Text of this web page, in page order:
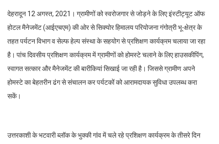
देहरादून 12 अगस्त, 2021। ग्रामीणों को स्वरोजगार से जोड़ने के लिए इंस्टीट्यूट ऑफ
होटल मैनेजमेंट (आईएचएम) की ओर से सिक्योर हिमालय परियोजना गंगोत्री भू-क्षेत्र के
तहत पर्यटन विभाग व सेल्फ हेल्प संस्था के सहयोग से प्रशिक्षण कार्यक्रम चलाया जा रहा
है। पांच दिवसीय प्रशिक्षण कार्यक्रम में ग्रामीणों को होमस्टे चलाने के लिए हाउसकीपिंग,
स्वागत सत्कार और मैनेजमेंट की बारीकियां सिखाई जा रही है। जिससे ग्रामीण अपने
होमस्टे का बेहतरीन ढंग से संचालन कर पर्यटकों को आरामदायक सुविधा उपलब्ध करा
सकें।
उत्तरकाशी के भटवारी ब्लॉक के भुक्की गांव में चले रहे प्रशिक्षण कार्यक्रम के तीसरे दिन